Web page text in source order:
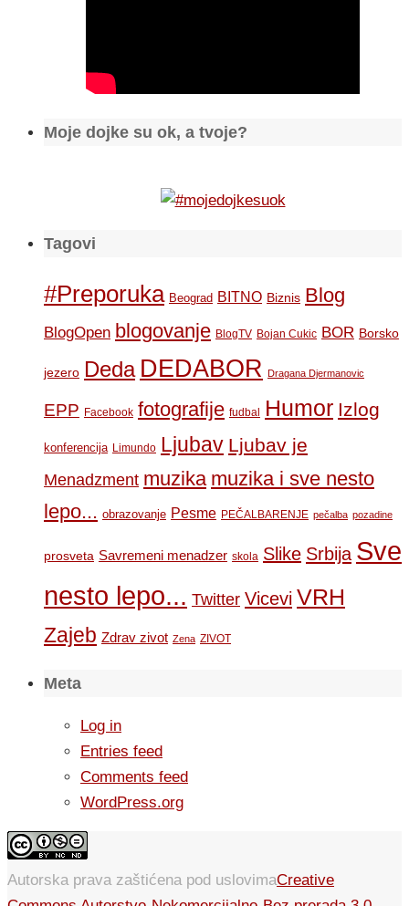
Moje dojke su ok, a tvoje?
Tagovi
#Preporuka Beograd BITNO Biznis Blog
BlogOpen blogovanje BlogTV Bojan Cukic BOR Borsko
jezero Deda DEDABOR Dragana Djermanovic
EPP Facebook fotografije fudbal Humor Izlog
konferencija Limundo Ljubav Ljubav je
Menadzment muzika muzika i sve nesto
lepo... obrazovanje Pesme PEČALBARENJE pečalba pozadine
prosveta Savremeni menadzer skola Slike Srbija Sve
nesto lepo... Twitter Vicevi VRH
Zajeb Zdrav zivot Zena ZIVOT
Meta
Log in
Entries feed
Comments feed
WordPress.org
Autorska prava zaštićena pod uslovimaCreative